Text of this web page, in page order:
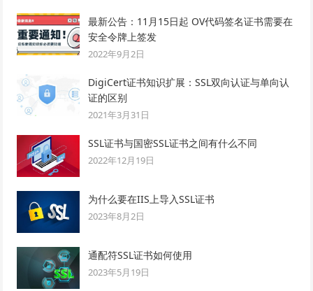
最新公告：11月15日起 OV代码签名证书需要在
安全令牌上签发
2022年9月2日
DigiCert证书知识扩展：SSL双向认证与单向认
证的区别
2021年3月31日
SSL证书与国密SSL证书之间有什么不同
2022年12月19日
为什么要在IIS上导入SSL证书
2023年8月2日
通配符SSL证书如何使用
2023年5月19日